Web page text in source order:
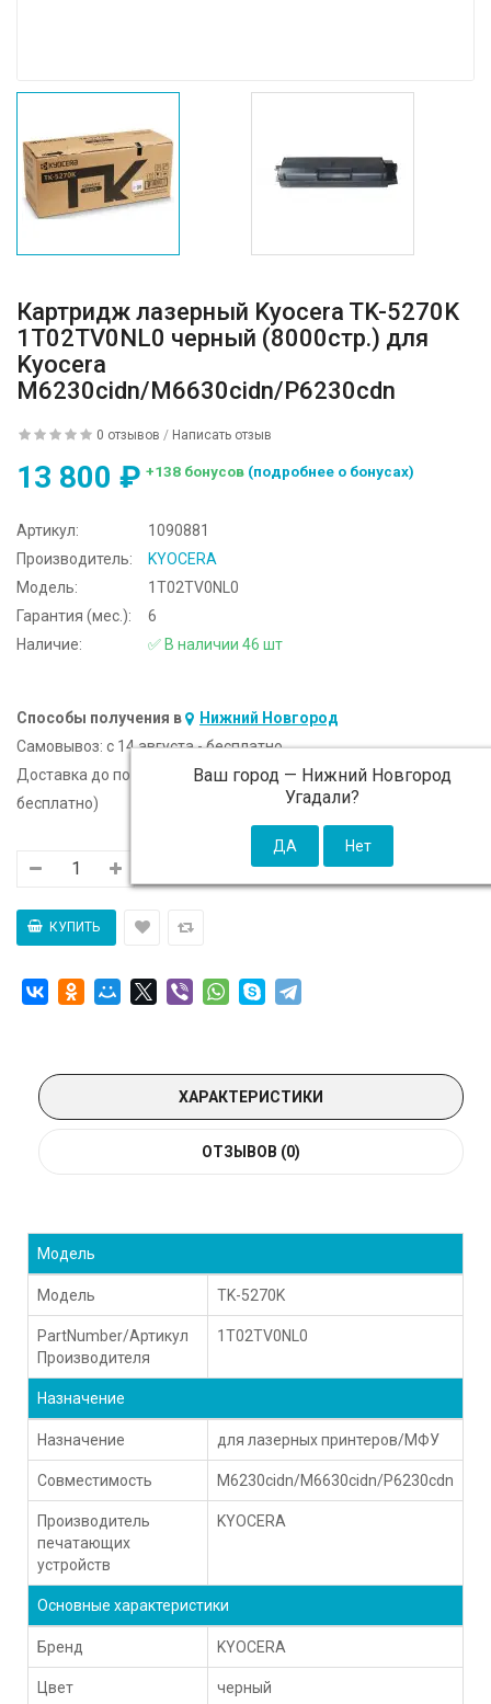
Картридж лазерный Kyocera TK-5270K
1T02TV0NL0 черный (8000стр.) для
Kyocera
M6230cidn/M6630cidn/P6230cdn
0 отзывов / Написать отзыв
13 800 ₽ +138 бонусов (подробнее о бонусах)
Артикул:
1090881
Производитель:
KYOCERA
Модель:
1T02TV0NL0
Гарантия (мес.):
6
Наличие:
✅ В наличии 46 шт
Способы получения в Нижний Новгород
Ваш город — Нижний Новгород
Угадали?
Самовывоз: c 14 августа - бесплатно
Доставка до подъезда:
c 14 августа - 300 ₽ (от 5 000 ₽
бесплатно)
ХАРАКТЕРИСТИКИ
ОТЗЫВОВ (0)
Модель
Модель TK-5270K
PartNumber/Артикул
Производителя
1T02TV0NL0
Назначение
Назначение для лазерных принтеров/МФУ
Совместимость M6230cidn/M6630cidn/P6230cdn
Производитель
печатающих
устройств
KYOCERA
Основные характеристики
Бренд KYOCERA
Цвет черный